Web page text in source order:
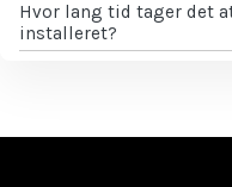
Hvor lang tid tager det
installeret?